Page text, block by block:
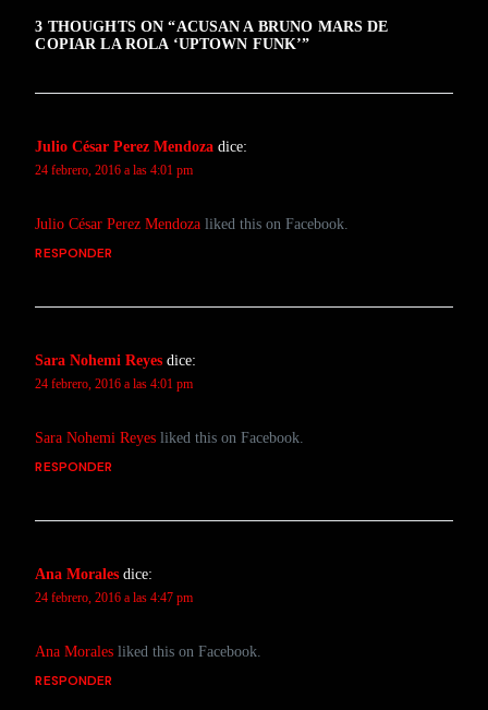
3 THOUGHTS ON “ACUSAN A BRUNO MARS DE
COPIAR LA ROLA ‘UPTOWN FUNK’”
Julio César Perez Mendoza dice:
24 febrero, 2016 a las 4:01 pm
Julio César Perez Mendoza liked this on Facebook.
RESPONDER
Sara Nohemi Reyes dice:
24 febrero, 2016 a las 4:01 pm
Sara Nohemi Reyes liked this on Facebook.
RESPONDER
Ana Morales dice:
24 febrero, 2016 a las 4:47 pm
Ana Morales liked this on Facebook.
RESPONDER